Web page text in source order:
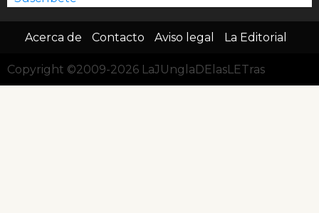
Acerca de Contacto Aviso legal La Editorial
Copyright ©2009-2026 LaJUnglaDElasLETras